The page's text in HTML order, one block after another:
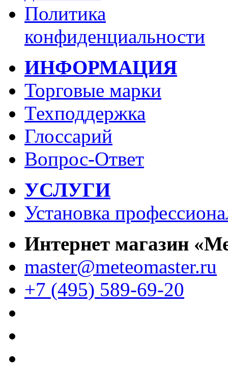
Политика
конфиденциальности
ИНФОРМАЦИЯ
Торговые марки
Техподдержка
Глоссарий
Вопрос-Ответ
УСЛУГИ
Установка
Интернет магазин
master@meteomaster.ru
+7 (495) 589-69-20